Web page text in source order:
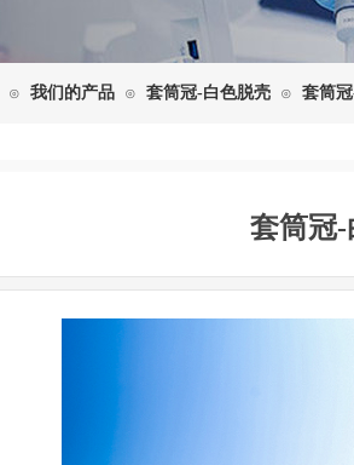
⊙ 我们的产品 ⊙ 套筒冠-白色脱壳 ⊙ 套筒
套筒冠